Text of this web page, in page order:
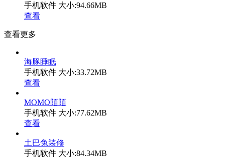
手机软件 大小:94.66MB
查看
查看更多
海豚睡眠
手机软件 大小:33.72MB
查看
MOMO陌陌
手机软件 大小:77.62MB
查看
土巴兔装修
手机软件 大小:84.34MB